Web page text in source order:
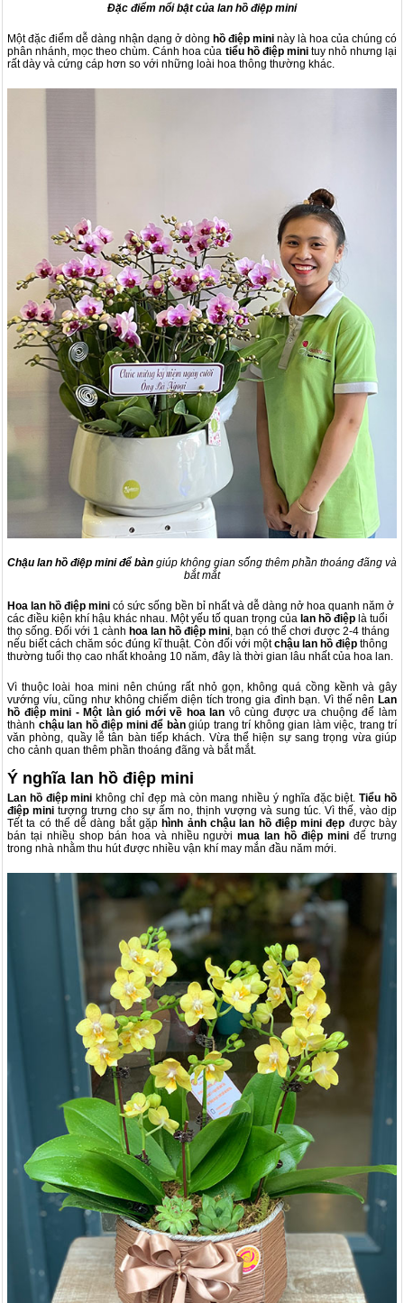
Đặc điểm nổi bật của lan hồ điệp mini
Một đặc điểm dễ dàng nhận dạng ở dòng hồ điệp mini này là hoa của chúng có
phân nhánh, mọc theo chùm. Cánh hoa của tiểu hồ điệp minituy nhỏ nhưng lại
rất dày và cứng cáp hơn so với những loài hoa thông thường khác.
Chậu lan hồ điệp mini để bàn giúp không gian sống thêm phần thoáng đãng và
bắt mắt
Hoa lan hồ điệp mini có sức sống bền bỉ nhất và dễ dàng nở hoa quanh năm ở
các điều kiện khí hậu khác nhau. Một yếu tố quan trọng của lan hồ điệp là tuổi
thọ sống. Đối với 1 cành hoa lan hồ điệp mini, bạn có thể chơi được 2-4 tháng
nếu biết cách chăm sóc đúng kĩ thuật. Còn đối với mộtchậu lan hồ điệp thông
thường tuổi thọ cao nhất khoảng 10 năm, đây là thời gian lâu nhất của hoa lan.
Vì thuộc loài hoa mini nên chúng rất nhỏ gọn, không quá cồng kềnh và gây
vướng víu, cũng như không chiếm diện tích trong gia đình bạn. Vì thế nên Lan
hồ điệp mini - Một làn gió mới về hoa lan vô cùng được ưa chuộng để làm
thành chậu lan hồ điệp mini để bàn giúp trang trí không gian làm việc, trang trí
văn phòng, quầy lễ tân bàn tiếp khách. Vừa thể hiện sự sang trọng vừa giúp
cho cảnh quan thêm phần thoáng đãng và bắt mắt.
Ý nghĩa lan hồ điệp mini
Lan hồ điệp mini không chỉ đẹp mà còn mang nhiều ý nghĩa đặc biệt.Tiểu hồ
điệp mini tượng trưng cho sự ấm no, thịnh vượng và sung túc. Vì thế, vào dịp
Tết ta có thể dễ dàng bắt gặp hình ảnh chậu lan hồ điệp mini đẹp được bày
bán tại nhiều shop bán hoa và nhiều ngườimua lan hồ điệp mini để trưng
trong nhà nhằm thu hút được nhiều vận khí may mắn đầu năm mới.